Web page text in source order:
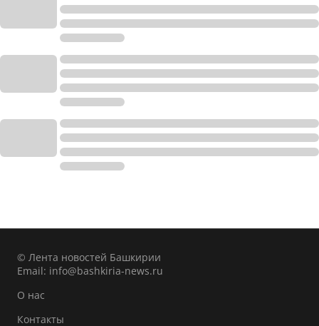
© Лента новостей Башкирии
Email: info@bashkiria-news.ru
О нас
Контакты